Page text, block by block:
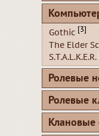
Gothic [3]
The Elder
S.T.A.L.K.E.R.
Ролевые
Ролевые
Клановые